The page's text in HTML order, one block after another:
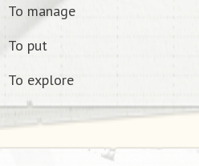
To manage
To put
To explore